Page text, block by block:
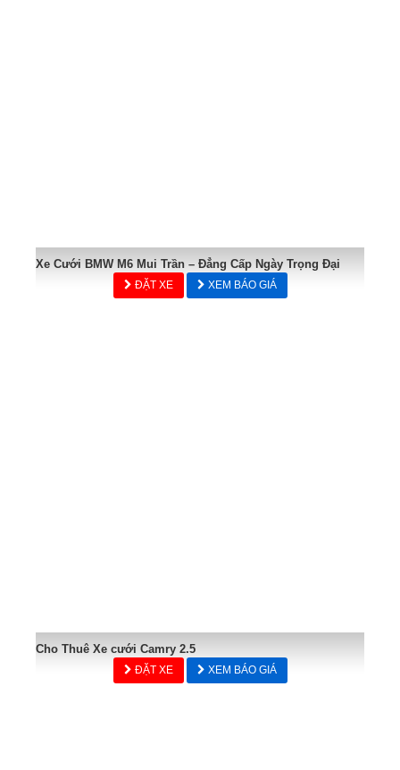
Xe Cưới BMW M6 Mui Trần – Đẳng Cấp Ngày Trọng Đại
ĐẶT XE XEM BÁO GIÁ
Cho Thuê Xe cưới Camry 2.5
ĐẶT XE XEM BÁO GIÁ